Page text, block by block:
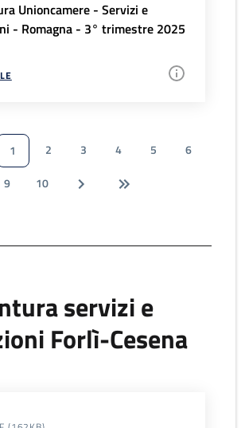
Unioncamere - Servizi e
- Romagna - 3° trimestre 2025
1 2 3 4 5
6
9 10
servizi e
Forlì-Cesena